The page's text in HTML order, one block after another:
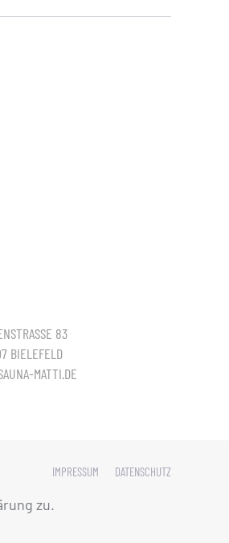
zu.
83
BIELEFELD
MATTI.DE
IMPRESSUM DATENSCHUTZ